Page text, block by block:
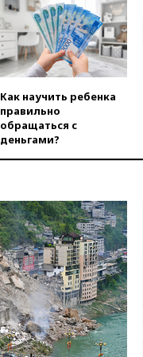
Как научить ребенка
правильно
обращаться с
деньгами?